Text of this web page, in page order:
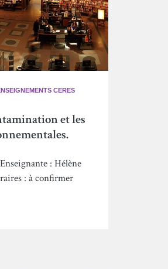
CERES
et les
: Hélène
: à confirmer